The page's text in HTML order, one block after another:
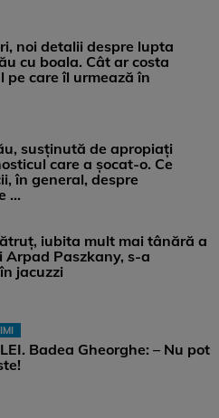
noi detalii despre lupta
cu boala. Cât ar costa
care îl urmează în
susținută de apropiați
care a șocat-o. Ce
în general, despre
...
iubita mult mai tânără a
Arpad Paszkany, s-a
jacuzzi
Badea Gheorghe: – Nu pot